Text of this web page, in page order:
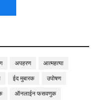
अपहरण
आत्महत्या
ईद मुबारक
उपोषण
ऑनलाईन फसवणुक